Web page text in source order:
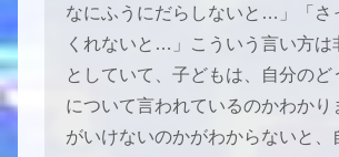
なにふうにだらしないと…」「さ
くれないと…」こういう言い方は
としていて、子どもは、自分のど
について言われているのかわかり
がいけないのかがわからないと、